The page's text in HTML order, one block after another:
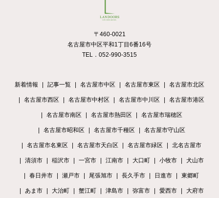
〒460-0021
名古屋市中区平和1丁目6番16号
TEL．052-990-3515
新着情報 記事一覧 名古屋市中区 名古屋市東区 名古屋市北区
名古屋市西区 名古屋市中村区 名古屋市中川区 名古屋市港区
名古屋市南区 名古屋市熱田区 名古屋市瑞穂区
名古屋市昭和区 名古屋市千種区 名古屋市守山区
名古屋市名東区 名古屋市天白区 名古屋市緑区 北名古屋市
清須市 稲沢市 一宮市 江南市 大口町 小牧市 犬山市
春日井市 瀬戸市 尾張旭市 長久手市 日進市 東郷町
あま市 大治町 蟹江町 津島市 弥富市 愛西市 大府市